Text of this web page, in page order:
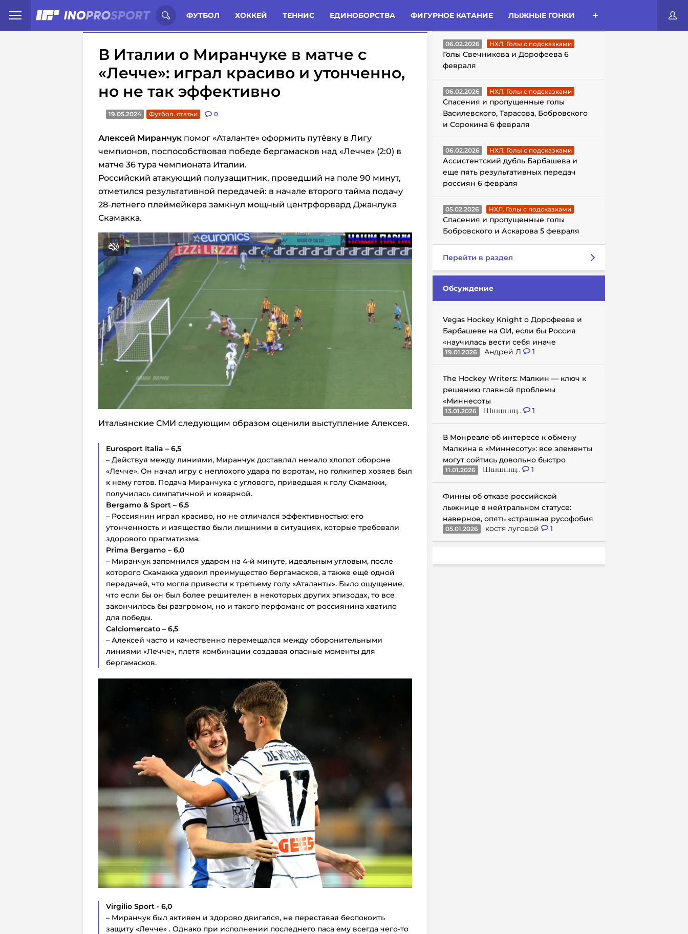
ФУТБОЛ ХОККЕЙ ТЕННИС ЕДИНОБОРСТВА ФИГУРНОЕ КАТАНИЕ ЛЫЖНЫЕ ГОНКИ
Иностранцы о спорте России: Статьи Комменты Новости
В Италии о Миранчуке в матче с
«Лечче»: играл красиво и утонченно,
но не так эффективно
19.05.2024 Футбол. статьи 0
Алексей Миранчук помог «Аталанте» оформить путёвку в Лигу
чемпионов, поспособствовав победе бергамасков над «Лечче» (2:0) в
матче 36 тура чемпионата Италии.
Российский атакующий полузащитник, проведший на поле 90 минут,
отметился результативной передачей: в начале второго тайма подачу
28-летнего плеймейкера замкнул мощный центрфорвард Джанлука
Скамакка.
Итальянские СМИ следующим образом оценили выступление Алексея.
Eurosport Italia – 6,5
– Действуя между линиями, Миранчук доставлял немало хлопот обороне
«Лечче». Он начал игру с неплохого удара по воротам, но голкипер хозяев был
к нему готов. Подача Миранчука с углового, приведшая к голу Скамакки,
получилась симпатичной и коварной.
Bergamo & Sport – 6,5
– Россиянин играл красиво, но не отличался эффективностью: его
утонченность и изящество были лишними в ситуациях, которые требовали
здорового прагматизма.
Prima Bergamo – 6,0
– Миранчук запомнился ударом на 4-й минуте, идеальным угловым, после
которого Скамакка удвоил преимущество бергамасков, а также ещё одной
передачей, что могла привести к третьему голу «Аталанты». Было ощущение,
что если бы он был более решителен в некоторых других эпизодах, то все
закончилось бы разгромом, но и такого перфоманс от россиянина хватило
для победы.
Calciomercato – 6,5
– Алексей часто и качественно перемещался между оборонительными
линиями «Лечче», плетя комбинации создавая опасные моменты для
бергамасков.
Virgilio Sport - 6,0
– Миранчук был активен и здорово двигался, не переставая беспокоить
защиту «Лечче» . Однако при исполнении последнего паса ему всегда чего-то
ГОЛЫ С ПОДСКАЗКАМИ
06.02.2026 НХЛ. Голы с подсказками
Голы Свечникова и Дорофеева 6
февраля
06.02.2026 НХЛ. Голы с подсказками
Спасения и пропущенные голы
Василевского, Тарасова, Бобровского
и Сорокина 6 февраля
06.02.2026 НХЛ. Голы с подсказками
Ассистентский дубль Барбашева и
еще пять результативных передач
россиян 6 февраля
05.02.2026 НХЛ. Голы с подсказками
Спасения и пропущенные голы
Бобровского и Аскарова 5 февраля
Перейти в раздел
Обсуждение
Vegas Hockey Knight о Дорофееве и
Барбашеве на ОИ, если бы Россия
«научилась вести себя иначе
19.01.2026 Андрей Л 1
The Hockey Writers: Малкин — ключ к
решению главной проблемы
«Миннесоты
13.01.2026 Шшшшщ.. 1
В Монреале об интересе к обмену
Малкина в «Миннесоту»: все элементы
могут сойтись довольно быстро
11.01.2026 Шшшшщ.. 1
Финны об отказе российской
лыжнице в нейтральном статусе:
наверное, опять «страшная русофобия
05.01.2026 костя луговой 1